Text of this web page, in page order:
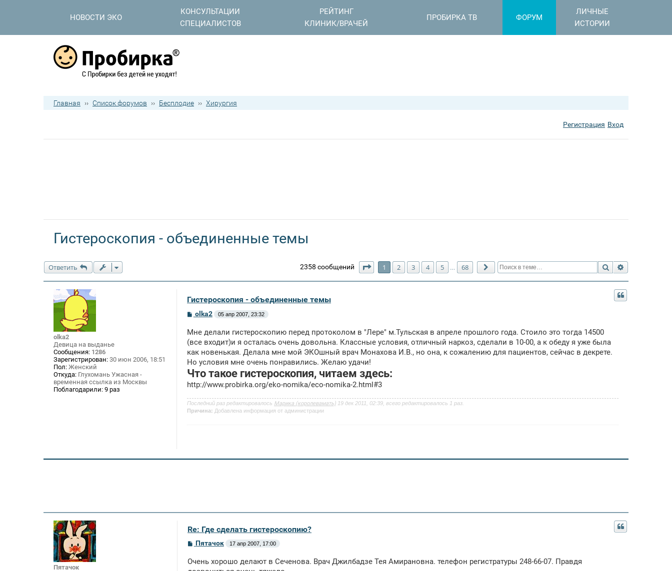
НОВОСТИ ЭКО
КОНСУЛЬТАЦИИ
СПЕЦИАЛИСТОВ
РЕЙТИНГ
КЛИНИК/ВРАЧЕЙ
ПРОБИРКА ТВ ФОРУМ
ЛИЧНЫЕ
ИСТОРИИ
Главная ›› Список форумов ›› Бесплодие ›› Хирургия
Регистрация Вход
Гистероскопия - объединенные темы
Ответить Поиск
2358 сообщений Страница из
1 2 3 4 5 … 68 След.
olka2
Девица на выданье
Сообщения: 1286
Зарегистрирован: 30 июн 2006, 18:51
Пол: Женский
Откуда: Глухомань Ужасная -
временная ссылка из Москвы
Поблагодарили: 9 раз
Гистероскопия - объединенные темы
С
б
щ
н
и
е
olka2 05 апр 2007, 23:32
Мне делали гистероскопию перед протоколом в "Лере" м.Тульская в апреле прошлого года. Стоило это тогда 14500
(все входит)и я осталась очень довольна. Классные условия, отличный наркоз, сделали в 10-00, а к обеду я уже была
как новенькая. Делала мне мой ЭКОшный врач Монахова И.В., но она, к сожалению для пациентов, сейчас в декрете.
Но условия мне очень понравились. Желаю удачи!
Что такое гистероскопия, читаем здесь:
http://www.probirka.org/eko-nomika/eco-nomika-2.html#3
Последний раз редактировалось Марика (королевамать) 19 дек 2011, 02:39, всего редактировалось 1 раз.
Причина: Добавлена информация от администрации
Пятачок
Re: Где сделать гистероскопию?
С
б
Пятачок 17 апр 2007, 17:00
Очень хорошо делают в Сеченова. Врач Джилбадзе Тея Амирановна. телефон регистратуры 248-66-07. Правдя